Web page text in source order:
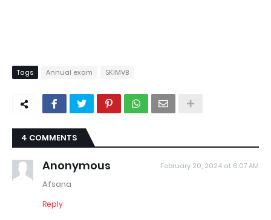
Tags Annual exam SKIMVB
4 COMMENTS
Anonymous February 20, 2024 at 6:07 AM
Afsana
Reply